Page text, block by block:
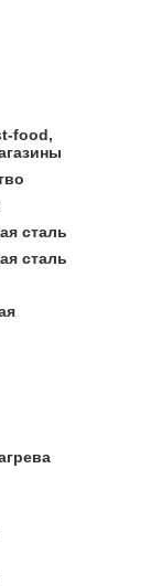
food,
сталь
сталь